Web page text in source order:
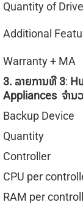
Quantity of Drive
Additional
Warranty + MA
3. ລາຍການທີ 3:
Appliances ຈໍານ
Backup Device
Quantity
Controller
CPU per
RAM per